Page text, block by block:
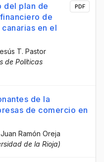
del plan de
de
en el
T. Pastor
de Políticas
PDF
de la
de comercio en
, Juan Ramón Oreja
de la Rioja)